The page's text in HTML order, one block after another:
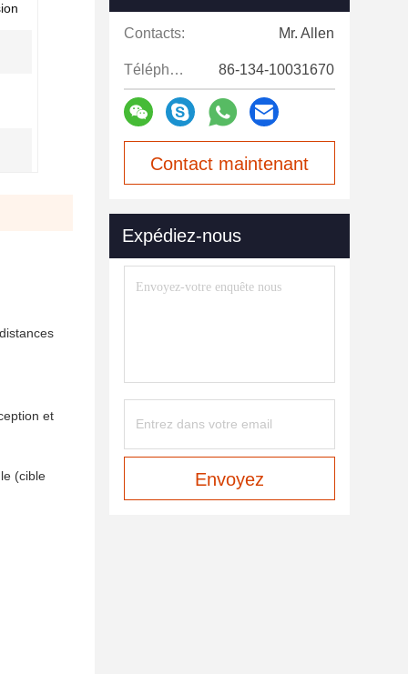
et
(cible
Contacts: Mr. Allen
Téléphone: 86-134-10031670
Contact maintenant
Expédiez-nous
Envoyez